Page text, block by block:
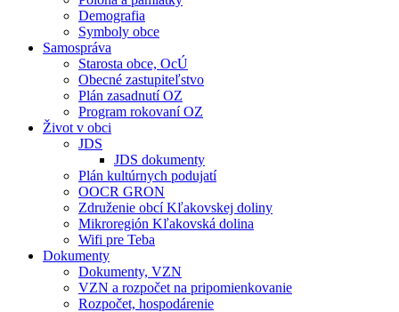
Demografia
Symboly obce
Samospráva
Starosta obce, OcÚ
Obecné zastupiteľstvo
Plán zasadnutí OZ
Program rokovaní OZ
Život v obci
JDS
JDS dokumenty
Plán kultúrnych podujatí
OOCR GRON
Združenie obcí Kľakovskej doliny
Mikroregión Kľakovská dolina
Wifi pre Teba
Dokumenty
Dokumenty, VZN
VZN a rozpočet na pripomienkovanie
Rozpočet, hospodárenie